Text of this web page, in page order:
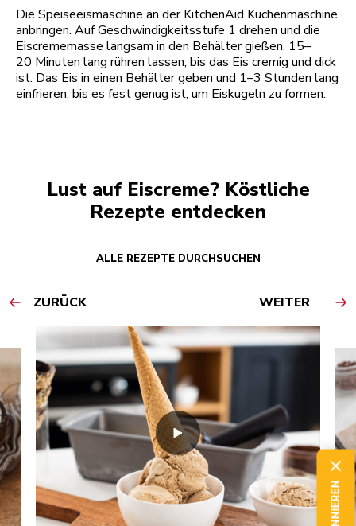
Die Speiseeismaschine an der KitchenAid Küchenmaschine
anbringen. Auf Geschwindigkeitsstufe 1 drehen und die
Eiscrememasse langsam in den Behälter gießen. 15–
20 Minuten lang rühren lassen, bis das Eis cremig und dick
ist. Das Eis in einen Behälter geben und 1–3 Stunden lang
einfrieren, bis es fest genug ist, um Eiskugeln zu formen.
Lust auf Eiscreme? Köstliche
Rezepte entdecken
ALLE REZEPTE DURCHSUCHEN
ZURÜCK WEITER